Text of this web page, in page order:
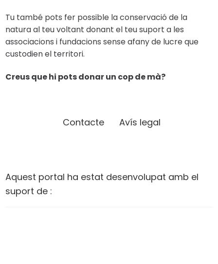
Tu també pots fer possible la conservació de la
natura al teu voltant donant el teu suport a les
associacions i fundacions sense afany de lucre que
custodien el territori.
Creus que hi pots donar un cop de mà?
Contacte Avís legal
Aquest portal ha estat desenvolupat amb el
suport de :